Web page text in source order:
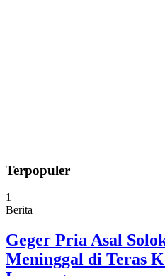
Terpopuler
1
Berita
Geger Pria Asal
Meninggal di Teras